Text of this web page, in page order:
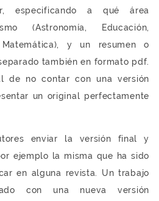
especificando a qué área
(Astronomía, Educación,
y un resumen o
también en formato pdf.
de no contar con una versión
un original perfectamente
enviar la versión final y
ejemplo la misma que ha sido
en alguna revista. Un trabajo
con una nueva versión